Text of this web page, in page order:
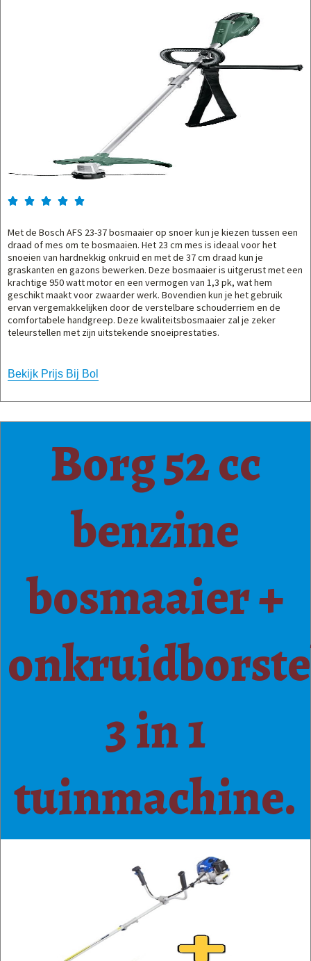
    
Met de Bosch AFS 23-37 bosmaaier op snoer kun je kiezen tussen een
draad of mes om te bosmaaien. Het 23 cm mes is ideaal voor het
snoeien van hardnekkig onkruid en met de 37 cm draad kun je
graskanten en gazons bewerken. Deze bosmaaier is uitgerust met een
krachtige 950 watt motor en een vermogen van 1,3 pk, wat hem
geschikt maakt voor zwaarder werk. Bovendien kun je het gebruik
ervan vergemakkelijken door de verstelbare schouderriem en de
comfortabele handgreep. Deze kwaliteitsbosmaaier zal je zeker
teleurstellen met zijn uitstekende snoeiprestaties.
Bekijk Prijs Bij Bol
Borg 52 cc
benzine
bosmaaier +
3 in 1
tuinmachine.